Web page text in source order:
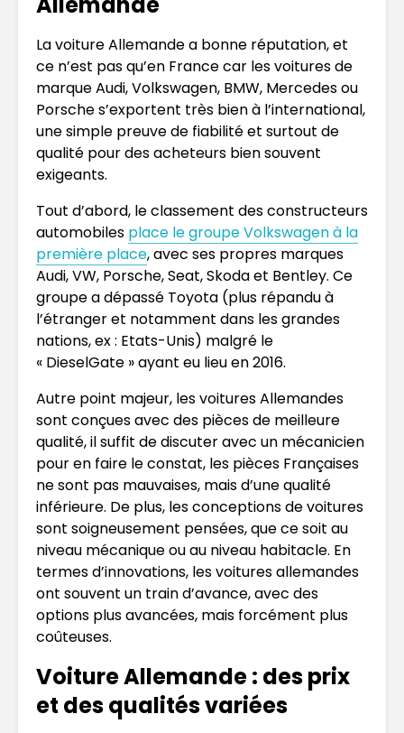
La voiture Allemande a bonne réputation, et
ce n’est pas qu’en France car les voitures de
marque Audi, Volkswagen, BMW, Mercedes ou
Porsche s’exportent très bien à l’international,
une simple preuve de fiabilité et surtout de
qualité pour des acheteurs bien souvent
exigeants.
Tout d’abord, le classement des constructeurs
automobiles place le groupe Volkswagen à la
première place, avec ses propres marques
Audi, VW, Porsche, Seat, Skoda et Bentley. Ce
groupe a dépassé Toyota (plus répandu à
l’étranger et notamment dans les grandes
nations, ex : Etats-Unis) malgré le
« DieselGate » ayant eu lieu en 2016.
Autre point majeur, les voitures Allemandes
sont conçues avec des pièces de meilleure
qualité, il suffit de discuter avec un mécanicien
pour en faire le constat, les pièces Françaises
ne sont pas mauvaises, mais d’une qualité
inférieure. De plus, les conceptions de voitures
sont soigneusement pensées, que ce soit au
niveau mécanique ou au niveau habitacle. En
termes d’innovations, les voitures allemandes
ont souvent un train d’avance, avec des
options plus avancées, mais forcément plus
coûteuses.
Voiture Allemande : des prix
et des qualités variées